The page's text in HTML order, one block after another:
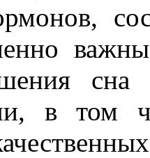
сна
в том